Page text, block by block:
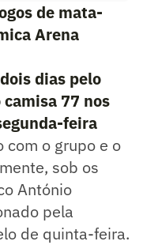
de mata-
Arena
dias pelo
77 nos
feira
com o grupo e o
sob os
António
pela
de quinta-feira.